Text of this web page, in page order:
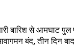
बारिश से आमघाट पुल
बंद, तीन दिन